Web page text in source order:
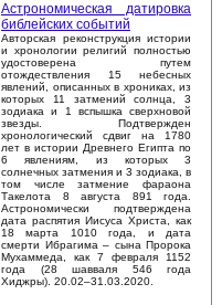
Астрономическая датировка
библейских событий
Авторская реконструкция истории
и хронологии религий полностью
удостоверена путем
отождествления 15 небесных
явлений, описанных в хрониках, из
которых 11 затмений солнца, 3
зодиака и 1 вспышка сверхновой
звезды. Подтвержден
хронологический сдвиг на 1780
лет в истории Древнего Египта по
6 явлениям, из которых 3
солнечных затмения и 3 зодиака, в
том числе затмение фараона
Такелота 8 августа 891 года.
Астрономически подтверждена
дата распятия Иисуса Христа, как
18 марта 1010 года, и дата
смерти Ибрагима – сына Пророка
Мухаммеда, как 7 февраля 1152
года (28 шавваля 546 года
Хиджры). 20.02–31.03.2020.